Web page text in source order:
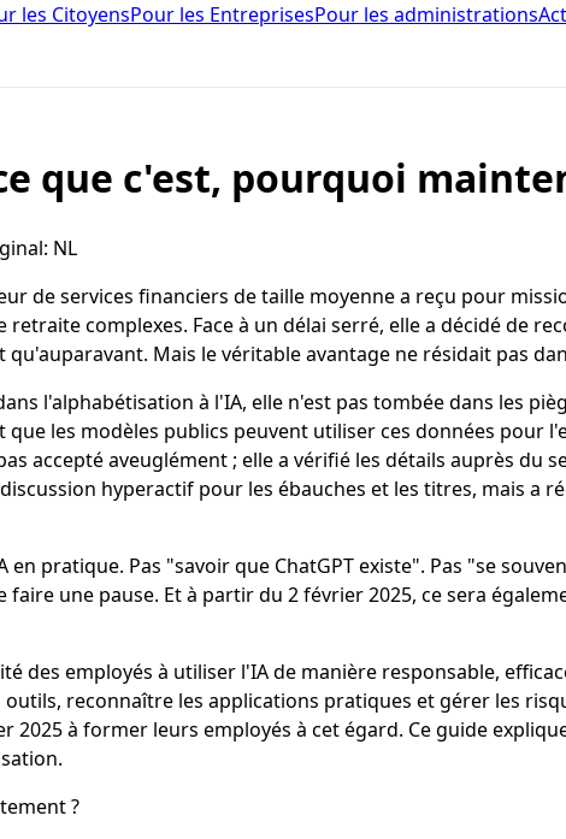
les CitoyensPour les EntreprisesPour les administrations
que c'est, pourquoi
: NL
de services financiers de taille moyenne a reçu pour
complexes. Face à un délai serré, elle a décidé de
Mais le véritable avantage ne résidait pas
l'alphabétisation à l'IA, elle n'est pas tombée dans les
que les modèles publics peuvent utiliser ces données
accepté aveuglément ; elle a vérifié les détails auprès
hyperactif pour les ébauches et les titres, mais a
en pratique. Pas "savoir que ChatGPT existe". Pas "se
une pause. Et à partir du 2 février 2025, ce sera
des employés à utiliser l'IA de manière responsable,
reconnaître les applications pratiques et gérer les
2025 à former leurs employés à cet égard. Ce guide
?